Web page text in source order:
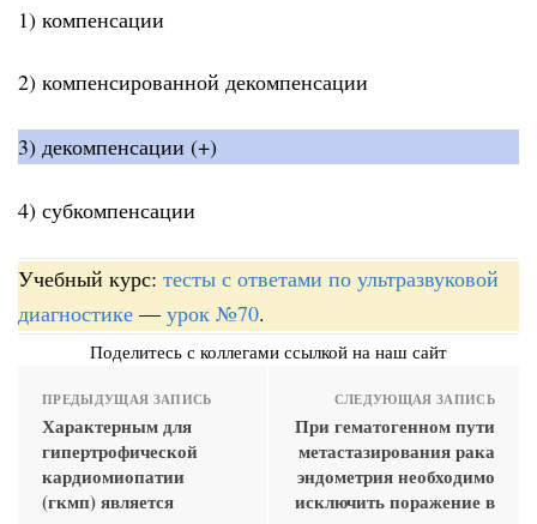
1) компенсации
2) компенсированной декомпенсации
3) декомпенсации (+)
4) субкомпенсации
Учебный курс: тесты с ответами по ультразвуковой
диагностике — урок №70.
Поделитесь с коллегами ссылкой на наш сайт
ПРЕДЫДУЩАЯ ЗАПИСЬ
Характерным для
гипертрофической
кардиомиопатии
(гкмп) является
СЛЕДУЮЩАЯ ЗАПИСЬ
При гематогенном пути
метастазирования рака
эндометрия необходимо
исключить поражение в